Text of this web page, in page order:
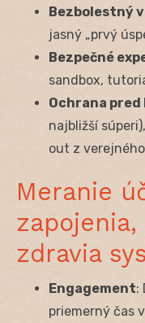
Bezbolestný
jasný „prvý
Bezpečné
sandbox,
Ochrana pred
najbližší
out z
Meranie
zdravia
Engagement:
priemerný čas